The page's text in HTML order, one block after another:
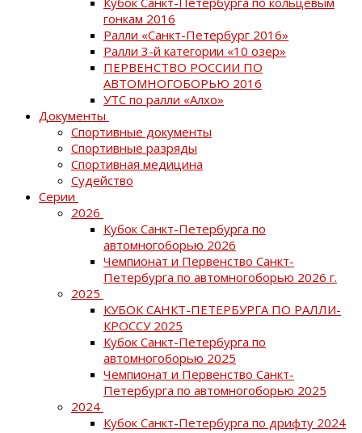
гонкам 2016
Ралли «Санкт-Петербург 2016»
Ралли 3-й категории «10 озер»
ПЕРВЕНСТВО РОССИИ ПО
АВТОМНОГОБОРЬЮ 2016
УТС по ралли «Алхо»
Документы
Спортивные документы
Спортивные разряды
Спортивная медицина
Судейство
Серии
2026
Кубок Санкт-Петербурга по
автомногоборью 2026
Чемпионат и Первенство Санкт-
Петербурга по автомногоборью 2026 г.
2025
КУБОК САНКТ-ПЕТЕРБУРГА ПО РАЛЛИ-
КРОССУ 2025
Кубок Санкт-Петербурга по
автомногоборью 2025
Чемпионат и Первенство Санкт-
Петербурга по автомногоборью 2025
2024
Кубок Санкт-Петербурга по дрифту 2024